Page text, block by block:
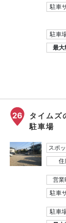
駐車
駐車
最大
26
タイム
駐車場
スポ
住
営業
駐車
駐車